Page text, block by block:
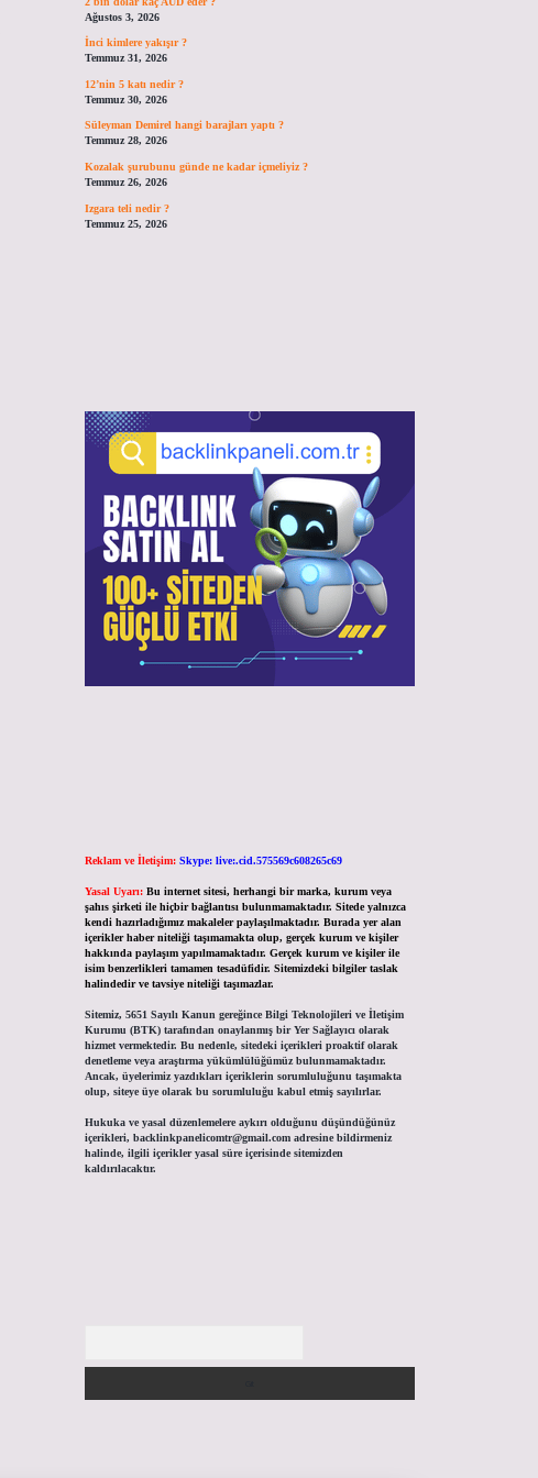
Ağustos 3, 2026
İnci kimlere yakışır ?
Temmuz 31, 2026
12’nin 5 katı nedir ?
Temmuz 30, 2026
Süleyman Demirel hangi barajları yaptı ?
Temmuz 28, 2026
Kozalak şurubunu günde ne kadar içmeliyiz ?
Temmuz 26, 2026
Izgara teli nedir ?
Temmuz 25, 2026
Reklam ve İletişim: Skype: live:.cid.575569c608265c69
Yasal Uyarı: Bu internet sitesi, herhangi bir marka, kurum veya
şahıs şirketi ile hiçbir bağlantısı bulunmamaktadır. Sitede yalnızca
kendi hazırladığımız makaleler paylaşılmaktadır. Burada yer alan
içerikler haber niteliği taşımamakta olup, gerçek kurum ve kişiler
hakkında paylaşım yapılmamaktadır. Gerçek kurum ve kişiler ile
isim benzerlikleri tamamen tesadüfidir. Sitemizdeki bilgiler taslak
halindedir ve tavsiye niteliği taşımazlar.
Sitemiz, 5651 Sayılı Kanun gereğince Bilgi Teknolojileri ve İletişim
Kurumu (BTK) tarafından onaylanmış bir Yer Sağlayıcı olarak
hizmet vermektedir. Bu nedenle, sitedeki içerikleri proaktif olarak
denetleme veya araştırma yükümlülüğümüz bulunmamaktadır.
Ancak, üyelerimiz yazdıkları içeriklerin sorumluluğunu taşımakta
olup, siteye üye olarak bu sorumluluğu kabul etmiş sayılırlar.
Hukuka ve yasal düzenlemelere aykırı olduğunu düşündüğünüz
içerikleri, backlinkpanelicomtr@gmail.comadresine bildirmeniz
halinde, ilgili içerikler yasal süre içerisinde sitemizden
kaldırılacaktır.